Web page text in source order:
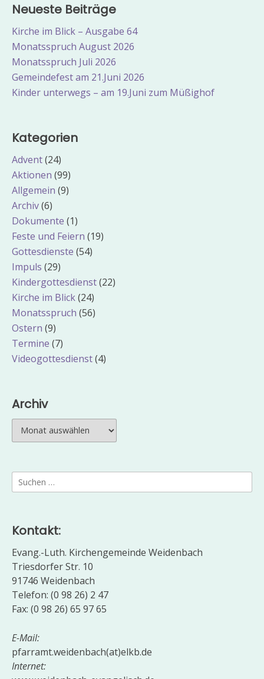
Neueste Beiträge
Kirche im Blick – Ausgabe 64
Monatsspruch August 2026
Monatsspruch Juli 2026
Gemeindefest am 21.Juni 2026
Kinder unterwegs – am 19.Juni zum Müßighof
Kategorien
Advent(24)
Aktionen (99)
Allgemein (9)
Archiv(6)
Dokumente (1)
Feste und Feiern (19)
Gottesdienste (54)
Impuls (29)
Kindergottesdienst(22)
Kirche im Blick(24)
Monatsspruch (56)
Ostern (9)
Termine (7)
Videogottesdienst(4)
Archiv
Archiv
Suchen
nach:
Kontakt:
Evang.-Luth. Kirchengemeinde Weidenbach
Triesdorfer Str. 10
91746 Weidenbach
Telefon: (0 98 26) 2 47
Fax: (0 98 26) 65 97 65
E-Mail:
pfarramt.weidenbach(at)elkb.de
Internet: